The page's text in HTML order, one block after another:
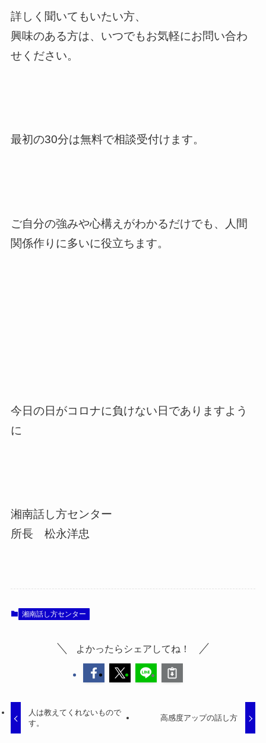
詳しく聞いてもいたい方、
興味のある方は、いつでもお気軽にお問い合わ
せください。
最初の30分は無料で相談受付けます。
ご自分の強みや心構えがわかるだけでも、人間
関係作りに多いに役立ちます。
今日の日がコロナに負けない日でありますよう
に
湘南話し方センター
所長 松永洋忠
湘南話し方センター
よかったらシェアしてね！
人は教えてくれないもので
す。
高感度アップの話し方